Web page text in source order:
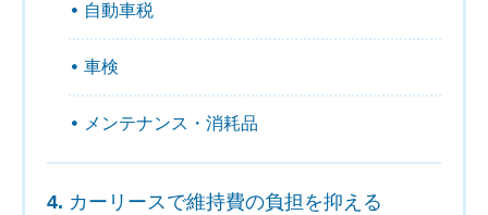
自動車税
車検
メンテナンス・消耗品
カーリースで維持費の負担を抑える